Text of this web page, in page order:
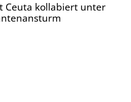
Ceuta kollabiert unter